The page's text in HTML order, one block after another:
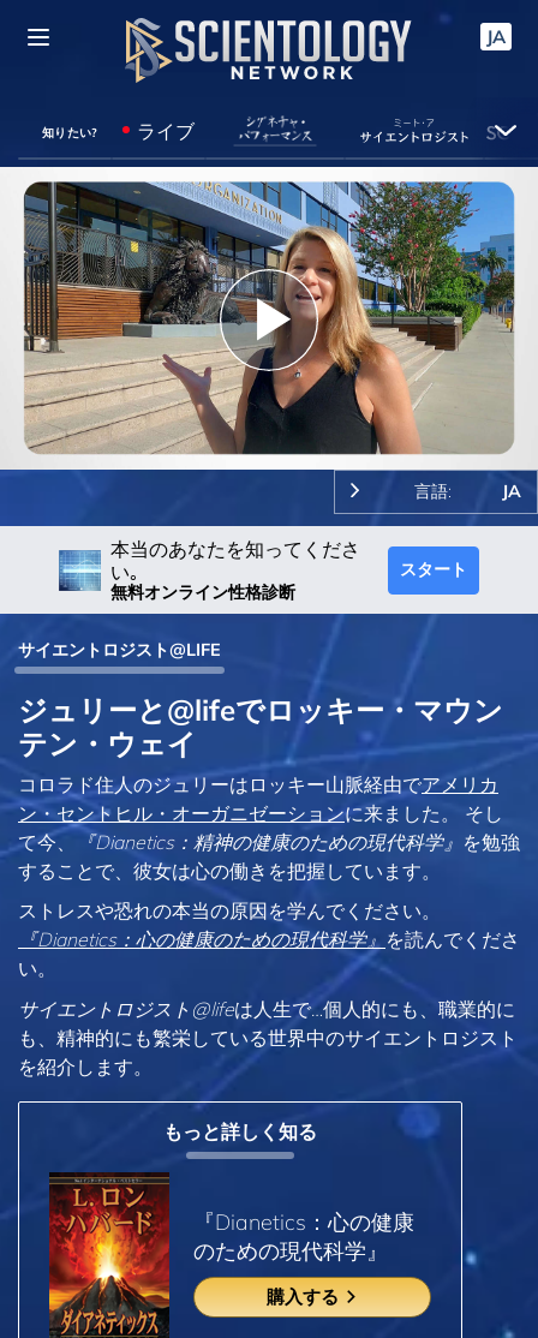
JA
知りたい? ライブ
Play
Video
言語: JA
本当のあなたを知ってくださ
い｡
無料オンライン性格診断
スタート
サイエントロジスト@LIFE
ジュリーと@lifeでロッキー・マウン
テン・ウェイ
コロラド住人のジュリーはロッキー山脈経由でアメリカ
ン・セントヒル・オーガニゼーションに来ました。 そし
て今、
『Dianetics：精神の健康のための現代科学』 を勉強
することで、彼女は心の働きを把握しています。
ストレスや恐れの本当の原因を学んでください。
『Dianetics：心の健康のための現代科学』 を読んでくださ
い。
サイエントロジスト@lifeは 人生で…個人的にも、 職業的に
も、精神的にも繁栄している世界中のサイエントロジスト
を紹介します。
もっと詳しく知る
『Dianetics：心の健康
のための現代科学』
購入する